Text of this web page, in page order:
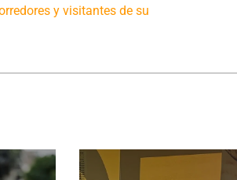
y visitantes de su